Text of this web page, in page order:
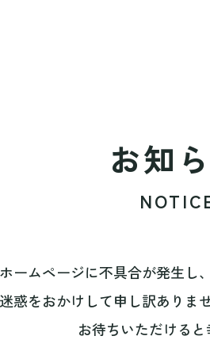
お知
ームページに不具合が発生し
惑をおかけして申し訳ありま
お待ちいただけると